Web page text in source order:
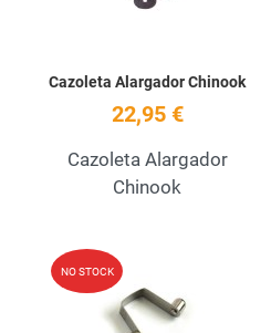
Cazoleta Alargador Chinook
22,95 €
Cazoleta Alargador
Chinook
Add to Wishlist
NO STOCK